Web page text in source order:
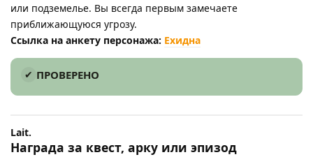
или подземелье. Вы всегда первым замечаете
приближающуюся угрозу.
Ссылка на анкету персонажа: Ехидна
ПРОВЕРЕНО
Lait.​
Награда за квест, арку или эпизод